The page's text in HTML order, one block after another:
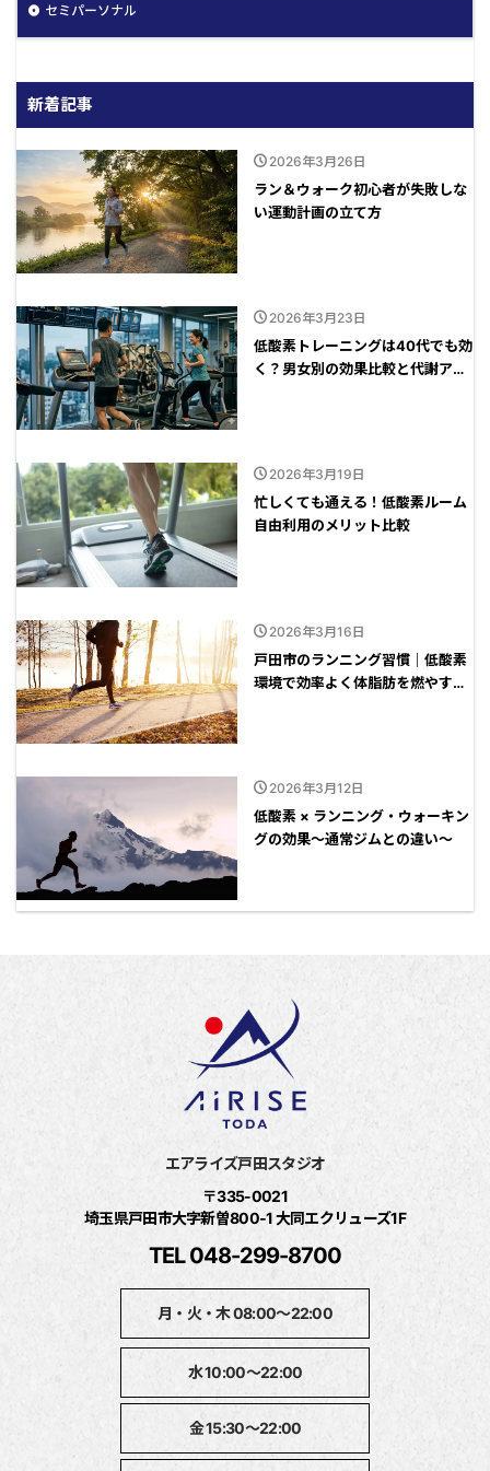
セミパーソナル
新着記事
2026年3月26日
ラン＆ウォーク初心者が失敗しな
い運動計画の立て方
2026年3月23日
低酸素トレーニングは40代でも効
く？男女別の効果比較と代謝アッ
2026年3月19日
忙しくても通える！低酸素ルーム
自由利用のメリット比較
2026年3月16日
戸田市のランニング習慣｜低酸素
環境で効率よく体脂肪を燃やす方
2026年3月12日
低酸素 × ランニング・ウォーキン
グの効果～通常ジムとの違い～
エアライズ戸田スタジオ
〒335-0021
埼玉県戸田市大字新曽800‐1 大同エクリューズ1F
TEL 048-299-8700
月・火・木 08:00～22:00
水 10:00～22:00
金 15:30～22:00